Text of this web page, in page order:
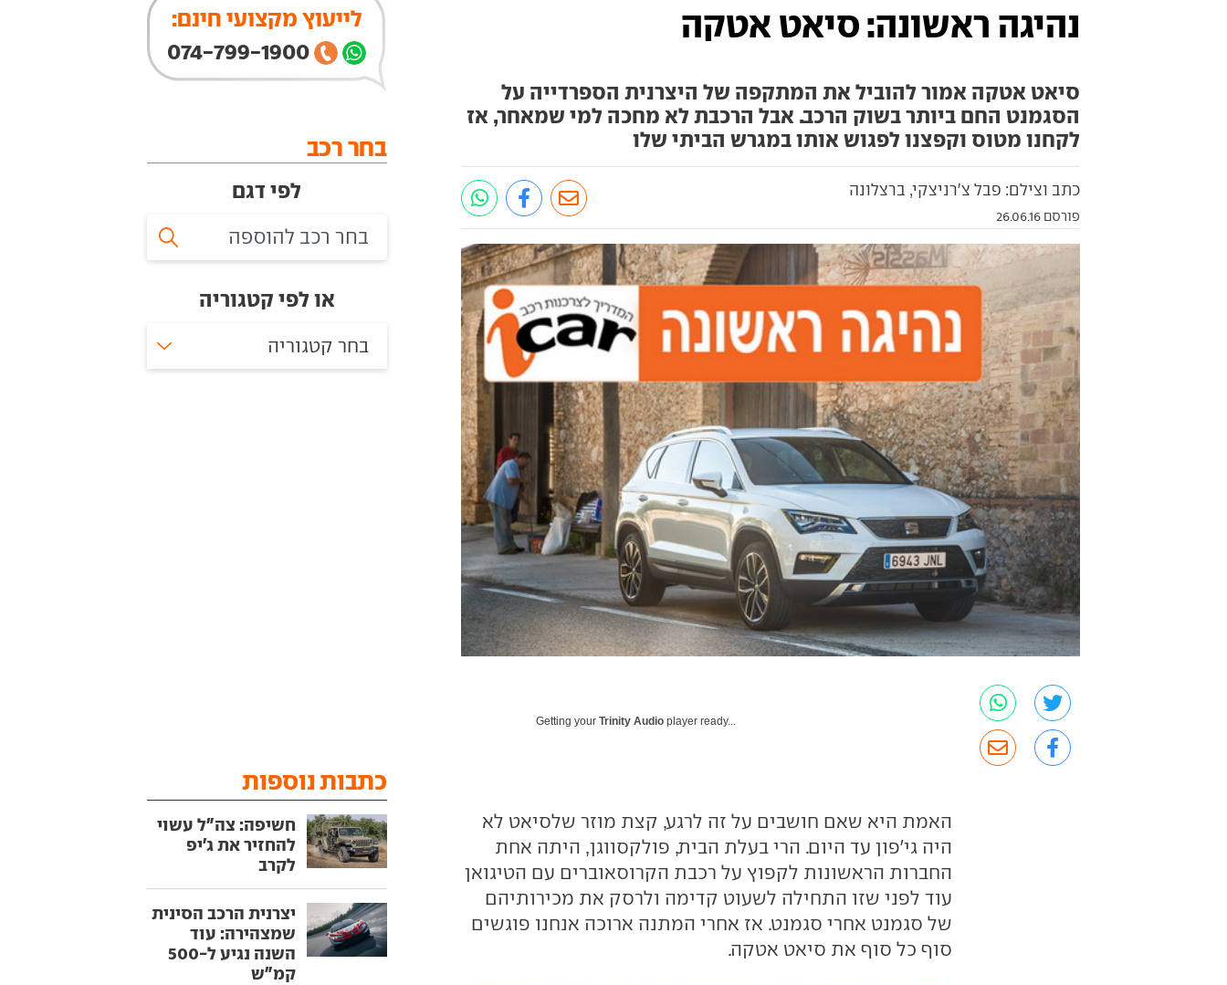
נהיגה ראשונה: סיאט אטקה
סיאט אטקה אמור להוביל את המתקפה של היצרנית הספרדייה על
הסגמנט החם ביותר בשוק הרכב. אבל הרכבת לא מחכה למי שמאחר, אז
לקחנו מטוס וקפצנו לפגוש אותו במגרש הביתי שלו
כתב וצילם: פבל צ'רניצקי, ברצלונה
פורסם 26.06.16
Getting yourTrinity Audio player ready...
האמת היא שאם חושבים על זה לרגע, קצת מוזר שלסיאט לא
היה גי'פון עד היום. הרי בעלת הבית, פולקסווגן, היתה אחת
החברות הראשונות לקפוץ על רכבת הקרוסאוברים עם הטיגואן
עוד לפני שזו התחילה לשעוט קדימה ולרסק את מכירותיהם
של סגמנט אחרי סגמנט. אז אחרי המתנה ארוכה אנחנו פוגשים
סוף כל סוף את סיאט אטקה.
לייעוץ מקצועי חינם:
074-799-1900
בחר רכב
לפי דגם
או לפי קטגוריה
בחר קטגוריה
כתבות נוספות
חשיפה: צה"ל עשוי
להחזיר את ג'יפ
לקרב
יצרנית הרכב הסינית
שמצהירה: עוד
השנה נגיע ל-500
קמ"ש